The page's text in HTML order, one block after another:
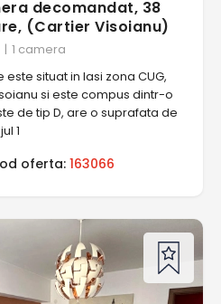
decomandat, 38
(Cartier Visoianu)
| 1 camera
situat in Iasi zona CUG,
si este compus dintr-o
de tip D, are o suprafata de
1
oferta: 163066